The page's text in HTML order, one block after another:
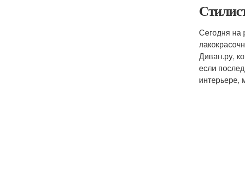
Сегодня на
Диван.ру,
если
интерьере,